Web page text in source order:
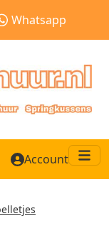
Whatsapp
Account